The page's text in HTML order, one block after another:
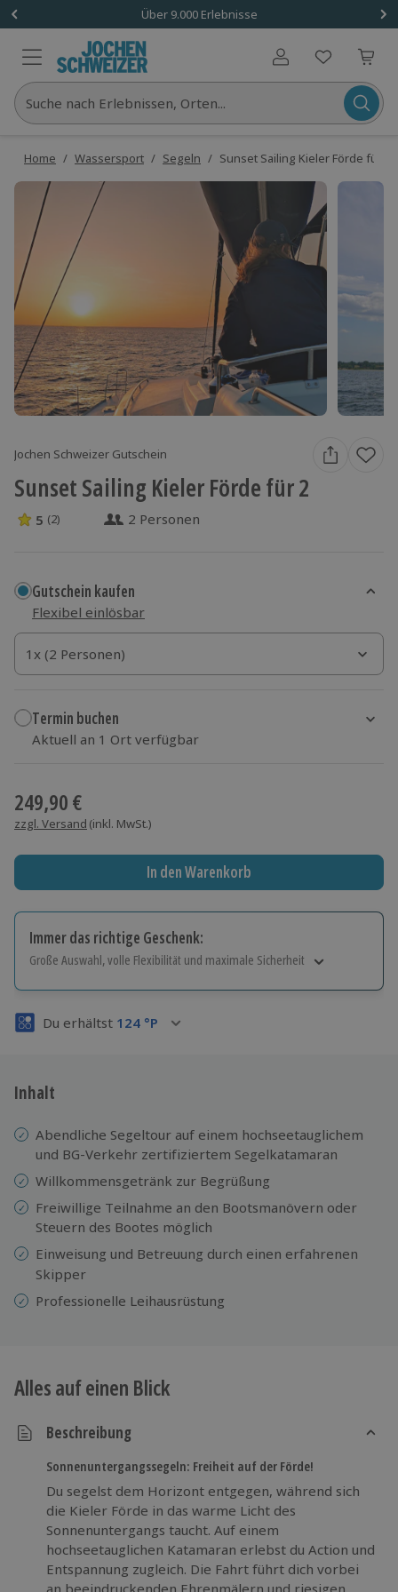
Über 9.000 Erlebnisse
Benutzerkonto
Suche nach Erlebnissen, Orten...
Home / Wassersport / Segeln / Sunset Sailing Kieler Förde für 2
Jochen Schweizer Gutschein
Sunset Sailing Kieler Förde für 2
5 Sterne von 5 aus 2 Bewertungen
5 (2) 2 Personen
Gutschein kaufen
Flexibel einlösbar
1x (2 Personen)
1x (2 Personen)
1x (2 Personen)
Termin buchen
Aktuell an 1 Ort verfügbar
249,90 €
zzgl. Versand (inkl. MwSt.)
In den Warenkorb
Immer das richtige Geschenk:
Große Auswahl, volle Flexibilität und maximale Sicherheit
Volle Flexibilität
3 Jahre gültig & verlängerbar.
Du erhältst 124 °P
Inhalt
Abendliche Segeltour auf einem hochseetauglichem
und BG-Verkehr zertifiziertem Segelkatamaran
Willkommensgetränk zur Begrüßung
Freiwillige Teilnahme an den Bootsmanövern oder
Steuern des Bootes möglich
Einweisung und Betreuung durch einen erfahrenen
Skipper
Professionelle Leihausrüstung
Alles auf einen Blick
Beschreibung
Sonnenuntergangssegeln: Freiheit auf der Förde!
Du segelst dem Horizont entgegen, während sich
die Kieler Förde in das warme Licht des
Sonnenuntergangs taucht. Auf einem
hochseetauglichen Katamaran erlebst du Action und
Entspannung zugleich. Die Fahrt führt dich vorbei
an beeindruckenden Ehrenmälern und riesigen